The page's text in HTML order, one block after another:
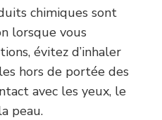
chimiques sont
lorsque vous
évitez d’inhaler
hors de portée des
avec les yeux, le
peau.